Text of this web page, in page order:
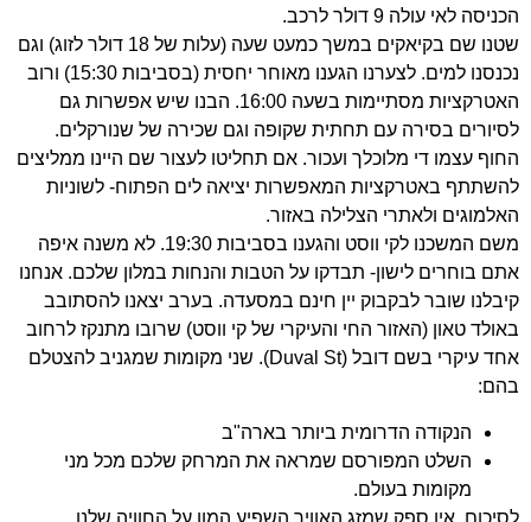
הכניסה לאי עולה 9 דולר לרכב.
שטנו שם בקיאקים במשך כמעט שעה (עלות של 18 דולר לזוג) וגם
נכנסנו למים. לצערנו הגענו מאוחר יחסית (בסביבות 15:30) ורוב
האטרקציות מסתיימות בשעה 16:00. הבנו שיש אפשרות גם
לסיורים בסירה עם תחתית שקופה וגם שכירה של שנורקלים.
החוף עצמו די מלוכלך ועכור. אם תחליטו לעצור שם היינו ממליצים
להשתתף באטרקציות המאפשרות יציאה לים הפתוח- לשוניות
האלמוגים ולאתרי הצלילה באזור.
משם המשכנו לקי ווסט והגענו בסביבות 19:30. לא משנה איפה
אתם בוחרים לישון- תבדקו על הטבות והנחות במלון שלכם. אנחנו
קיבלנו שובר לבקבוק יין חינם במסעדה. בערב יצאנו להסתובב
באולד טאון (האזור החי והעיקרי של קי ווסט) שרובו מתנקז לרחוב
אחד עיקרי בשם דובל (Duval St). שני מקומות שמגניב להצטלם
בהם:
הנקודה הדרומית ביותר בארה"ב
השלט המפורסם שמראה את המרחק שלכם מכל מני
מקומות בעולם.
לסיכום, אין ספק שמזג האוויר השפיע המון על החוויה שלנו